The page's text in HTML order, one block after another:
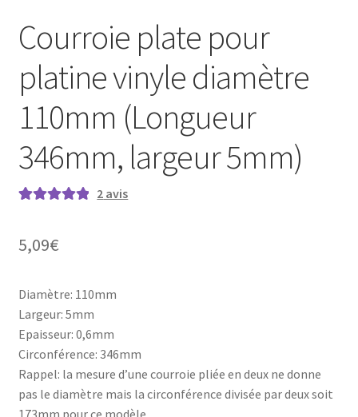
Courroie plate pour
platine vinyle diamètre
110mm (Longueur
346mm, largeur 5mm)
notations
2 avis
5,09€
Diamètre: 110mm
Largeur: 5mm
Epaisseur: 0,6mm
Circonférence: 346mm
Rappel: la mesure d’une courroie pliée en deux ne donne
pas le diamètre mais la circonférence divisée par deux soit
173mm pour ce modèle.